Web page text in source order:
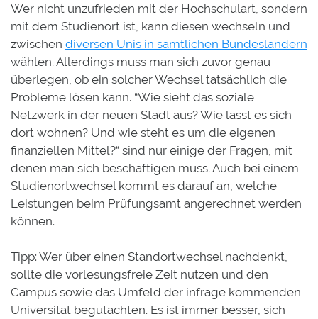
Wer nicht unzufrieden mit der Hochschulart, sondern
mit dem Studienort ist, kann diesen wechseln und
zwischen diversen Unis in sämtlichen Bundesländern
wählen. Allerdings muss man sich zuvor genau
überlegen, ob ein solcher Wechsel tatsächlich die
Probleme lösen kann. “Wie sieht das soziale
Netzwerk in der neuen Stadt aus? Wie lässt es sich
dort wohnen? Und wie steht es um die eigenen
finanziellen Mittel?“ sind nur einige der Fragen, mit
denen man sich beschäftigen muss. Auch bei einem
Studienortwechsel kommt es darauf an, welche
Leistungen beim Prüfungsamt angerechnet werden
können.
Tipp: Wer über einen Standortwechsel nachdenkt,
sollte die vorlesungsfreie Zeit nutzen und den
Campus sowie das Umfeld der infrage kommenden
Universität begutachten. Es ist immer besser, sich